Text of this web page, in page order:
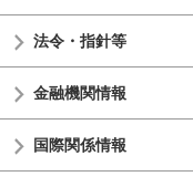
法令・指針等
金融機関情報
国際関係情報